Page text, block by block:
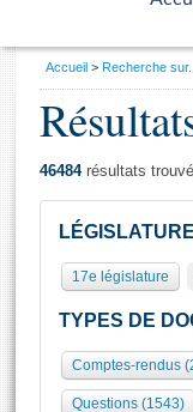
Présidence
577 députés
Groupes
Séance
Commissions
Europe et
Général
Rôle et
Organisation
Présidence
Visiter
Visite virtuelle
Assister à une
Vous
Accueil Recherche sur...
46484résultats
LÉGISLATURE
17e législature
TYPES DE
Comptes-rendus
Questions (1543)